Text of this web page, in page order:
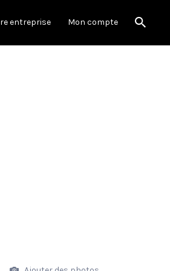
entreprise Mon compte